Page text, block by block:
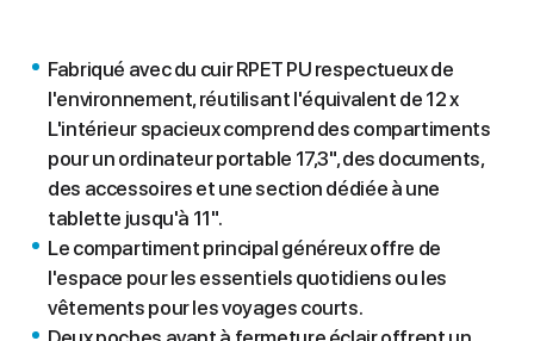
Fabriqué avec du cuir RPET PU respectueux de
l'environnement, réutilisant l'équivalent de 12 x
L'intérieur spacieux comprend des compartiments
pour un ordinateur portable 17,3", des documents,
des accessoires et une section dédiée à une
tablette jusqu'à 11".
Le compartiment principal généreux offre de
l'espace pour les essentiels quotidiens ou les
vêtements pour les voyages courts.